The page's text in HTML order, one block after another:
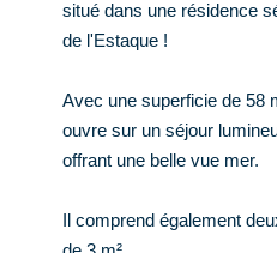
situé dans une résidence
de l'Estaque !
Avec une superficie de 58
ouvre sur un séjour
offrant une belle vue mer.
Il comprend également